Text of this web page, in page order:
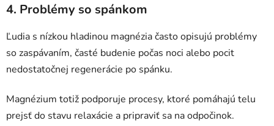
4. Problémy so spánkom
Ľudia s nízkou hladinou magnézia často opisujú problémy
so zaspávaním, časté budenie počas noci alebo pocit
nedostatočnej regenerácie po spánku.
Magnézium totiž podporuje procesy, ktoré pomáhajú telu
prejsť do stavu relaxácie a pripraviť sa na odpočinok.